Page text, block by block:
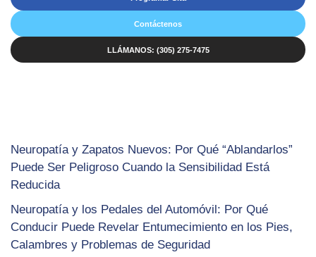
Contáctenos
LLÁMANOS: (305) 275-7475
Neuropatía y Zapatos Nuevos: Por Qué “Ablandarlos”
Puede Ser Peligroso Cuando la Sensibilidad Está
Reducida
Neuropatía y los Pedales del Automóvil: Por Qué
Conducir Puede Revelar Entumecimiento en los Pies,
Calambres y Problemas de Seguridad